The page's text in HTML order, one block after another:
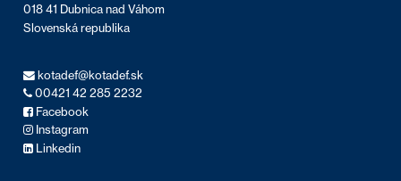
018 41 Dubnica nad Váhom
Slovenská republika
kotadef@kotadef.sk
00421 42 285 2232
Facebook
Instagram
Linkedin